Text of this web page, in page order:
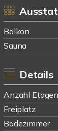
Balkon
Sauna
Details
Anzahl Etagen
Freiplatz
Badezimmer